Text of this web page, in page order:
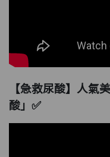
【急救尿酸】人
酸」✅